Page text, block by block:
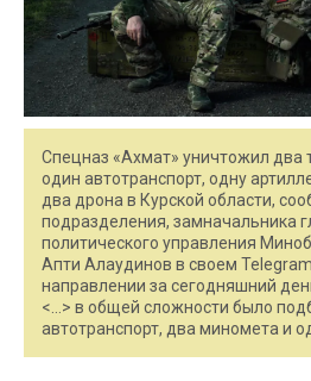
Спецназ «Ахмат» уничтожил два
один автотранспорт, одну
два дрона в Курской области,
подразделения, замначальника
политического управления
Апти Алаудинов в своем
направлении за сегодняшний
<…> в общей сложности было
автотранспорт, два миномета и